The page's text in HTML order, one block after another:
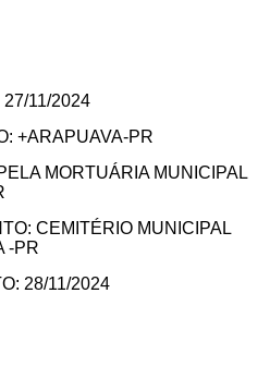
27/11/2024
+ARAPUAVA-PR
MORTUÁRIA MUNICIPAL
CEMITÉRIO MUNICIPAL
-PR
28/11/2024